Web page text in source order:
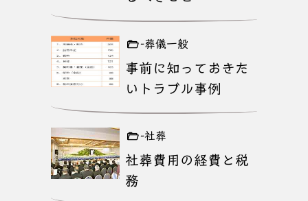
-葬儀一般
事前に知っておきた
いトラブル事例
-社葬
社葬費用の経費と税
務